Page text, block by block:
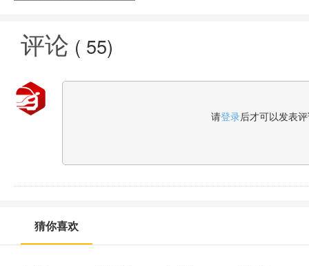
评论 ( 55)
请登录后才可以发表
猜你喜欢